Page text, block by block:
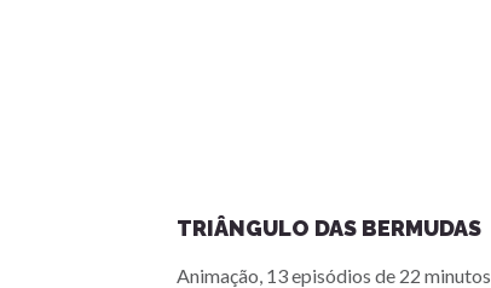
TRIÂNGULO DAS BERMUDAS
Animação, 13 episódios de 22 minutos